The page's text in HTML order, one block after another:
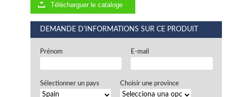
Télécharguer le cataloge
DEMANDE D'INFORMATIONS SUR CE PRODUIT
Prénom E-mail
Sélectionner un pays Choisir une province